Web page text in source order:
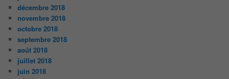
décembre 2018
novembre 2018
octobre 2018
septembre 2018
août 2018
juillet 2018
juin 2018